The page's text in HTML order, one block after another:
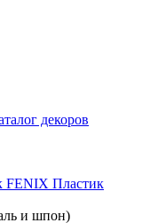
декоров
FENIX Пластик